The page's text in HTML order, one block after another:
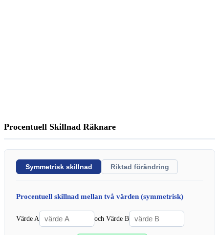
Procentuell Skillnad Räknare
Symmetrisk skillnad Riktad förändring
Procentuell skillnad mellan två värden (symmetrisk)
Värde A och Värde B